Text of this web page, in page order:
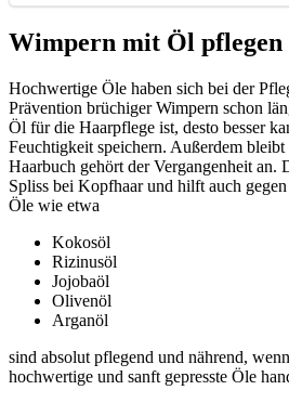
Wimpern mit Öl pflegen
Hochwertige Öle haben sich bei der
Prävention brüchiger Wimpern schon
Öl für die Haarpflege ist, desto besser
Feuchtigkeit speichern. Außerdem bleibt
Haarbuch gehört der Vergangenheit an.
Spliss bei Kopfhaar und hilft auch
Öle wie etwa
Kokosöl
Rizinusöl
Jojobaöl
Olivenöl
Arganöl
sind absolut pflegend und nährend,
hochwertige und sanft gepresste Öle